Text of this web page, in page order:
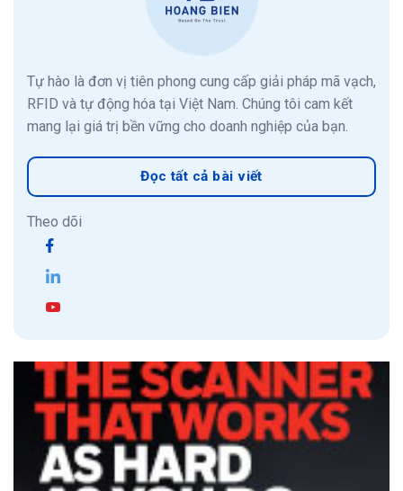
Tự hào là đơn vị tiên phong cung cấp giải pháp mã vạch,
RFID và tự động hóa tại Việt Nam. Chúng tôi cam kết
mang lại giá trị bền vững cho doanh nghiệp của bạn.
Đọc tất cả bài viết
Theo dõi